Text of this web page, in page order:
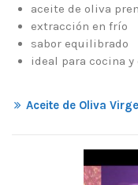
aceite de oliva
extracción en frío
sabor equilibrado
ideal para cocina
Aceite de Oliva